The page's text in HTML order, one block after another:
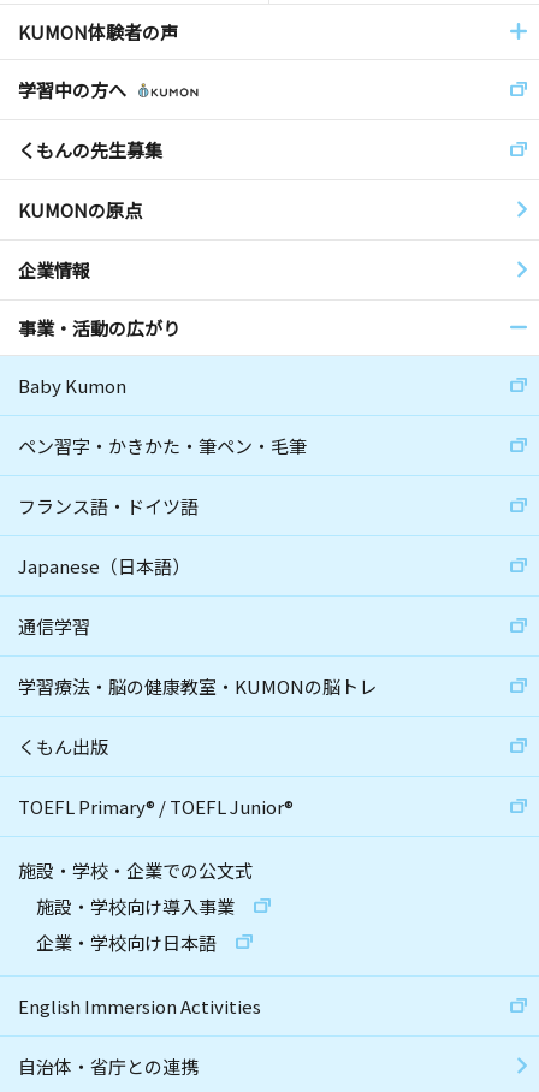
KUMON体験者の声
学習中の方へ
くもんの先生募集
KUMONの原点
企業情報
事業・活動の広がり
Baby Kumon
ペン習字・かきかた・筆ペン・毛筆
フランス語・ドイツ語
Japanese（日本語）
通信学習
学習療法・脳の健康教室・KUMONの脳トレ
くもん出版
TOEFL Primary® /TOEFL Junior®
施設・学校・企業での公文式
施設・学校向け導入事業
企業・学校向け日本語
English Immersion Activities
自治体・省庁との連携